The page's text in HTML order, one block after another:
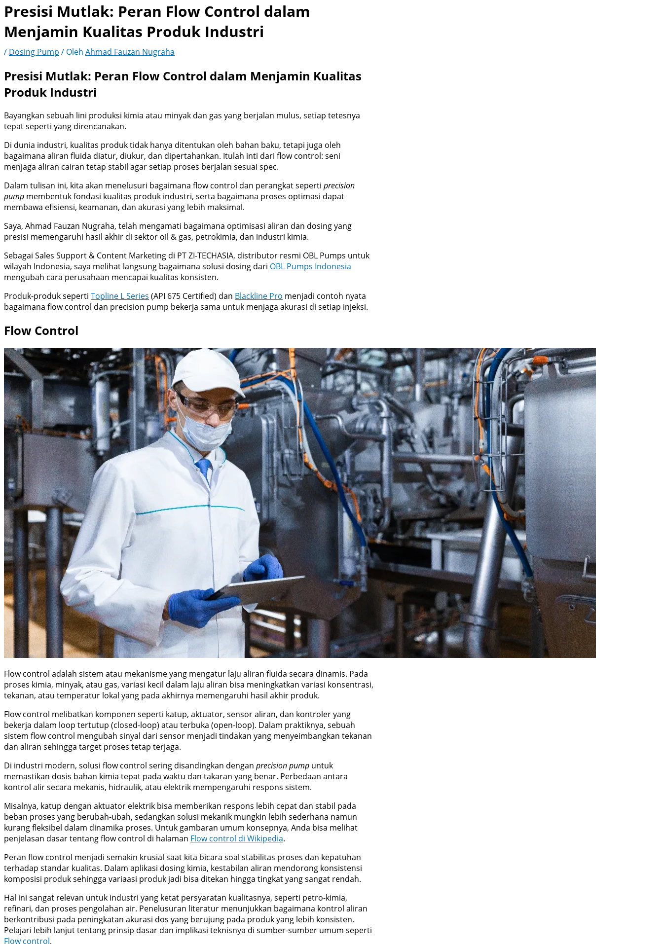
Presisi Mutlak: Peran Flow Control dalam
Menjamin Kualitas Produk Industri
/ Dosing Pump / Oleh Ahmad Fauzan Nugraha
Presisi Mutlak: Peran Flow Control dalam Menjamin Kualitas
Produk Industri
Bayangkan sebuah lini produksi kimia atau minyak dan gas yang berjalan mulus, setiap tetesnya
tepat seperti yang direncanakan.
Di dunia industri, kualitas produk tidak hanya ditentukan oleh bahan baku, tetapi juga oleh
bagaimana aliran fluida diatur, diukur, dan dipertahankan. Itulah inti dari flow control: seni
menjaga aliran cairan tetap stabil agar setiap proses berjalan sesuai spec.
Dalam tulisan ini, kita akan menelusuri bagaimana flow control dan perangkat seperti precision
pump membentuk fondasi kualitas produk industri, serta bagaimana proses optimasi dapat
membawa efisiensi, keamanan, dan akurasi yang lebih maksimal.
Saya, Ahmad Fauzan Nugraha, telah mengamati bagaimana optimisasi aliran dan dosing yang
presisi memengaruhi hasil akhir di sektor oil & gas, petrokimia, dan industri kimia.
Sebagai Sales Support & Content Marketing di PT ZI-TECHASIA, distributor resmi OBL Pumps untuk
wilayah Indonesia, saya melihat langsung bagaimana solusi dosing dari OBL Pumps Indonesia
mengubah cara perusahaan mencapai kualitas konsisten.
Produk-produk seperti Topline L Series (API 675 Certified) dan Blackline Pro menjadi contoh nyata
bagaimana flow control dan precision pump bekerja sama untuk menjaga akurasi di setiap injeksi.
Flow Control
Flow control adalah sistem atau mekanisme yang mengatur laju aliran fluida secara dinamis. Pada
proses kimia, minyak, atau gas, variasi kecil dalam laju aliran bisa meningkatkan variasi konsentrasi,
tekanan, atau temperatur lokal yang pada akhirnya memengaruhi hasil akhir produk.
Flow control melibatkan komponen seperti katup, aktuator, sensor aliran, dan kontroler yang
bekerja dalam loop tertutup (closed-loop) atau terbuka (open-loop). Dalam praktiknya, sebuah
sistem flow control mengubah sinyal dari sensor menjadi tindakan yang menyeimbangkan tekanan
dan aliran sehingga target proses tetap terjaga.
Di industri modern, solusi flow control sering disandingkan dengan precision pump untuk
memastikan dosis bahan kimia tepat pada waktu dan takaran yang benar. Perbedaan antara
kontrol alir secara mekanis, hidraulik, atau elektrik mempengaruhi respons sistem.
Misalnya, katup dengan aktuator elektrik bisa memberikan respons lebih cepat dan stabil pada
beban proses yang berubah-ubah, sedangkan solusi mekanik mungkin lebih sederhana namun
kurang fleksibel dalam dinamika proses. Untuk gambaran umum konsepnya, Anda bisa melihat
penjelasan dasar tentang flow control di halaman Flow control di Wikipedia.
Peran flow control menjadi semakin krusial saat kita bicara soal stabilitas proses dan kepatuhan
terhadap standar kualitas. Dalam aplikasi dosing kimia, kestabilan aliran mendorong konsistensi
komposisi produk sehingga variaasi produk jadi bisa ditekan hingga tingkat yang sangat rendah.
Hal ini sangat relevan untuk industri yang ketat persyaratan kualitasnya, seperti petro-kimia,
refinari, dan proses pengolahan air. Penelusuran literatur menunjukkan bagaimana kontrol aliran
berkontribusi pada peningkatan akurasi dos yang berujung pada produk yang lebih konsisten.
Pelajari lebih lanjut tentang prinsip dasar dan implikasi teknisnya di sumber-sumber umum seperti
Flow control.